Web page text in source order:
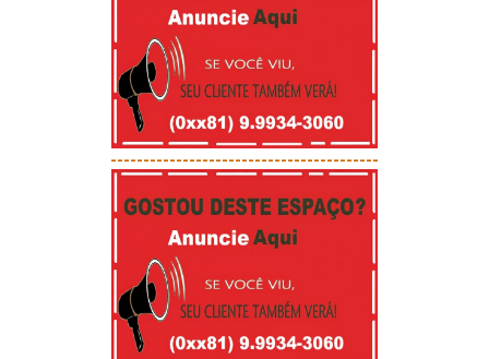
-----------------------------------------